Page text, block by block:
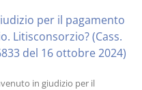
per il pagamento
Litisconsorzio? (Cass.
del 16 ottobre 2024)
in giudizio per il